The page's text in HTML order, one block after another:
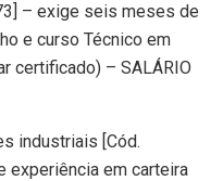
– exige seis meses de
e curso Técnico em
certificado) – SALÁRIO
industriais [Cód.
em carteira